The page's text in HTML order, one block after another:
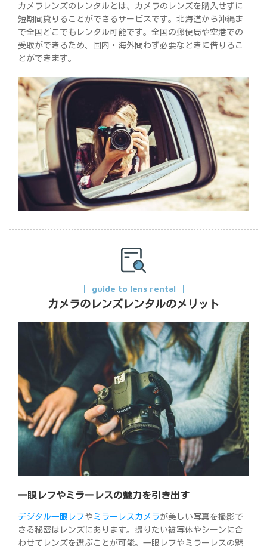
カメラレンズのレンタルとは、カメラのレンズを購入せずに
短期間貸りることができるサービスです。北海道から沖縄ま
で全国どこでもレンタル可能です。全国の郵便局や空港での
受取ができるため、国内・海外問わず必要なときに借りるこ
とができます。
guide to lens rental
カメラのレンズレンタルのメリット
一眼レフやミラーレスの魅力を引き出す
デジタル一眼レフやミラーレスカメラが美しい写真を撮影で
きる秘密はレンズにあります。撮りたい被写体やシーンに合
わせてレンズを選ぶことが可能。一眼レフやミラーレスの魅